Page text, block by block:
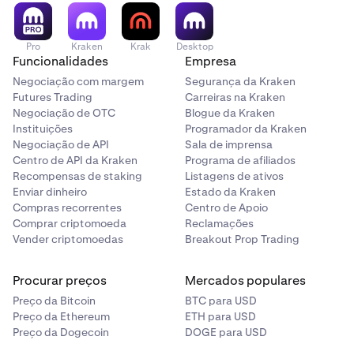
Pro Kraken Krak Desktop
Funcionalidades
Negociação com margem
Futures Trading
Negociação de OTC
Instituições
Negociação de API
Centro de API da Kraken
Recompensas de staking
Enviar dinheiro
Compras recorrentes
Comprar criptomoeda
Vender criptomoedas
Empresa
Segurança da Kraken
Carreiras na Kraken
Blogue da Kraken
Programador da Kraken
Sala de imprensa
Programa de afiliados
Listagens de ativos
Estado da Kraken
Centro de Apoio
Reclamações
Breakout Prop Trading
Procurar preços
Preço da Bitcoin
Preço da Ethereum
Preço da Dogecoin
Mercados populares
BTC para USD
ETH para USD
DOGE para USD